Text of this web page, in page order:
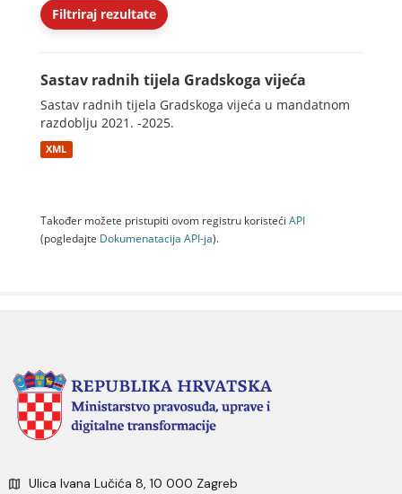
Filtriraj rezultate
Sastav radnih tijela Gradskoga vijeća
Sastav radnih tijela Gradskoga vijeća u mandatnom
razdoblju 2021. -2025.
XML
Također možete pristupiti ovom registru koristeći API
(pogledajte Dokumenаtаcijа API-jа).